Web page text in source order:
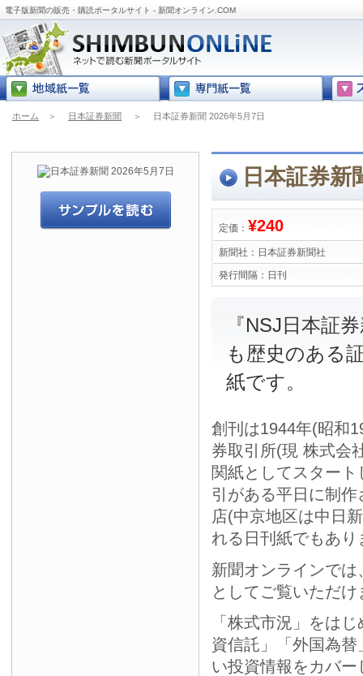
電子版新聞の販売・購読ポータルサイト - 新聞オンライン.COM
ホーム ＞ 日本証券新聞 ＞ 日本証券新聞 2026年5月7日
日本証券新
定価： ¥240
新聞社： 日本証券新聞社
発行間隔： 日刊
『NSJ日本証
も歴史のある
紙です。
創刊は1944年(昭和
券取引所(現 株式会
関紙としてスター
引がある平日に制
店(中京地区は中日
れる日刊紙でもあり
新聞オンラインで
としてご覧いただけ
「株式市況」をは
資信託」「外国為
い投資情報をカバ